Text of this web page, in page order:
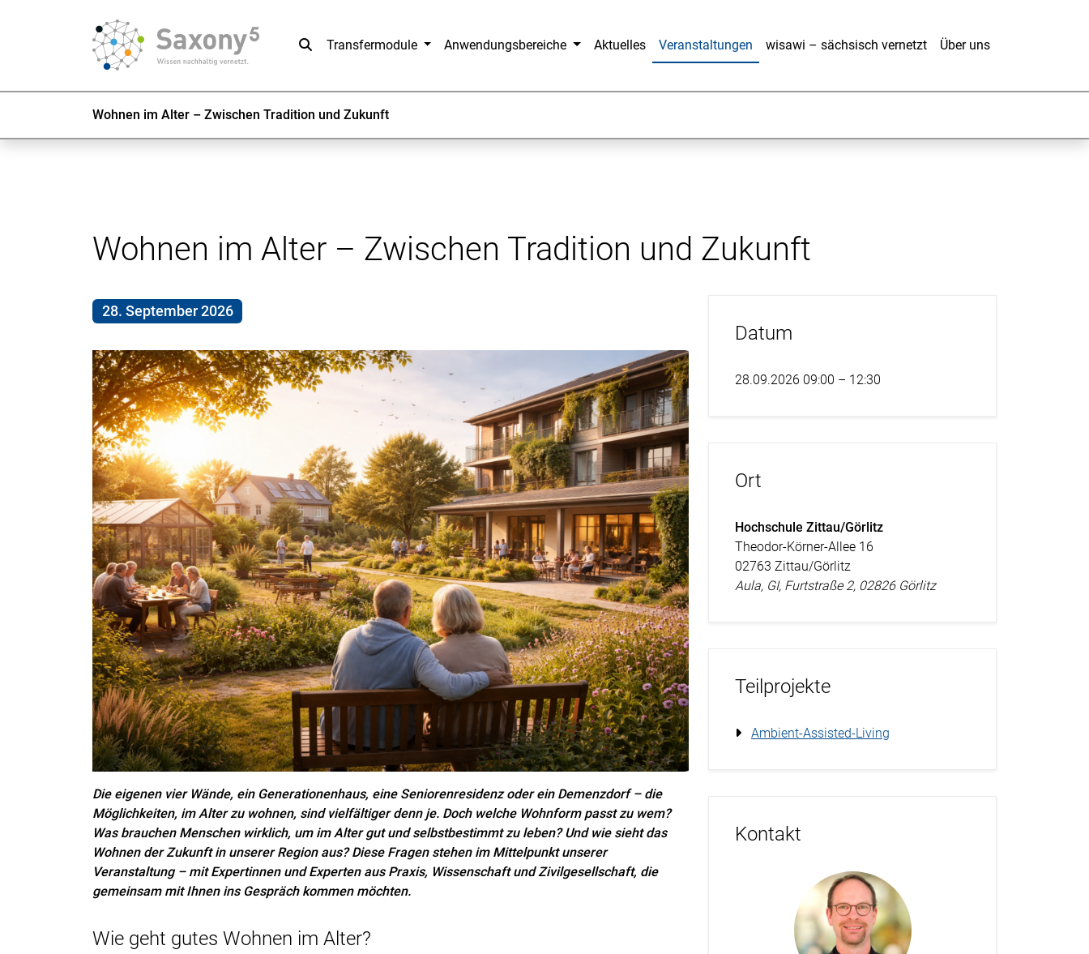
SucheTransfermodule Anwendungsbereiche Aktuelles Veranstaltungen wisawi – sächsisch vernetzt Über uns
Wohnen im Alter – Zwischen Tradition und Zukunft
Wohnen im Alter – Zwischen Tradition und Zukunft
28. September 2026
Die eigenen vier Wände, ein Generationenhaus, eine Seniorenresidenz oder ein Demenzdorf – die
Möglichkeiten, im Alter zu wohnen, sind vielfältiger denn je. Doch welche Wohnform passt zu wem?
Was brauchen Menschen wirklich, um im Alter gut und selbstbestimmt zu leben? Und wie sieht das
Wohnen der Zukunft in unserer Region aus?Diese Fragen stehen im Mittelpunkt unserer
Veranstaltung – mit Expertinnen und Experten aus Praxis, Wissenschaft und Zivilgesellschaft, die
gemeinsam mit Ihnen ins Gespräch kommen möchten.
Wie geht gutes Wohnen im Alter?
Datum
28.09.2026 09:00 – 12:30
Ort
Hochschule Zittau/Görlitz
Theodor-Körner-Allee 16
02763 Zittau/Görlitz
Aula, GI, Furtstraße 2, 02826 Görlitz
Teilprojekte
Ambient-Assisted-Living
Kontakt